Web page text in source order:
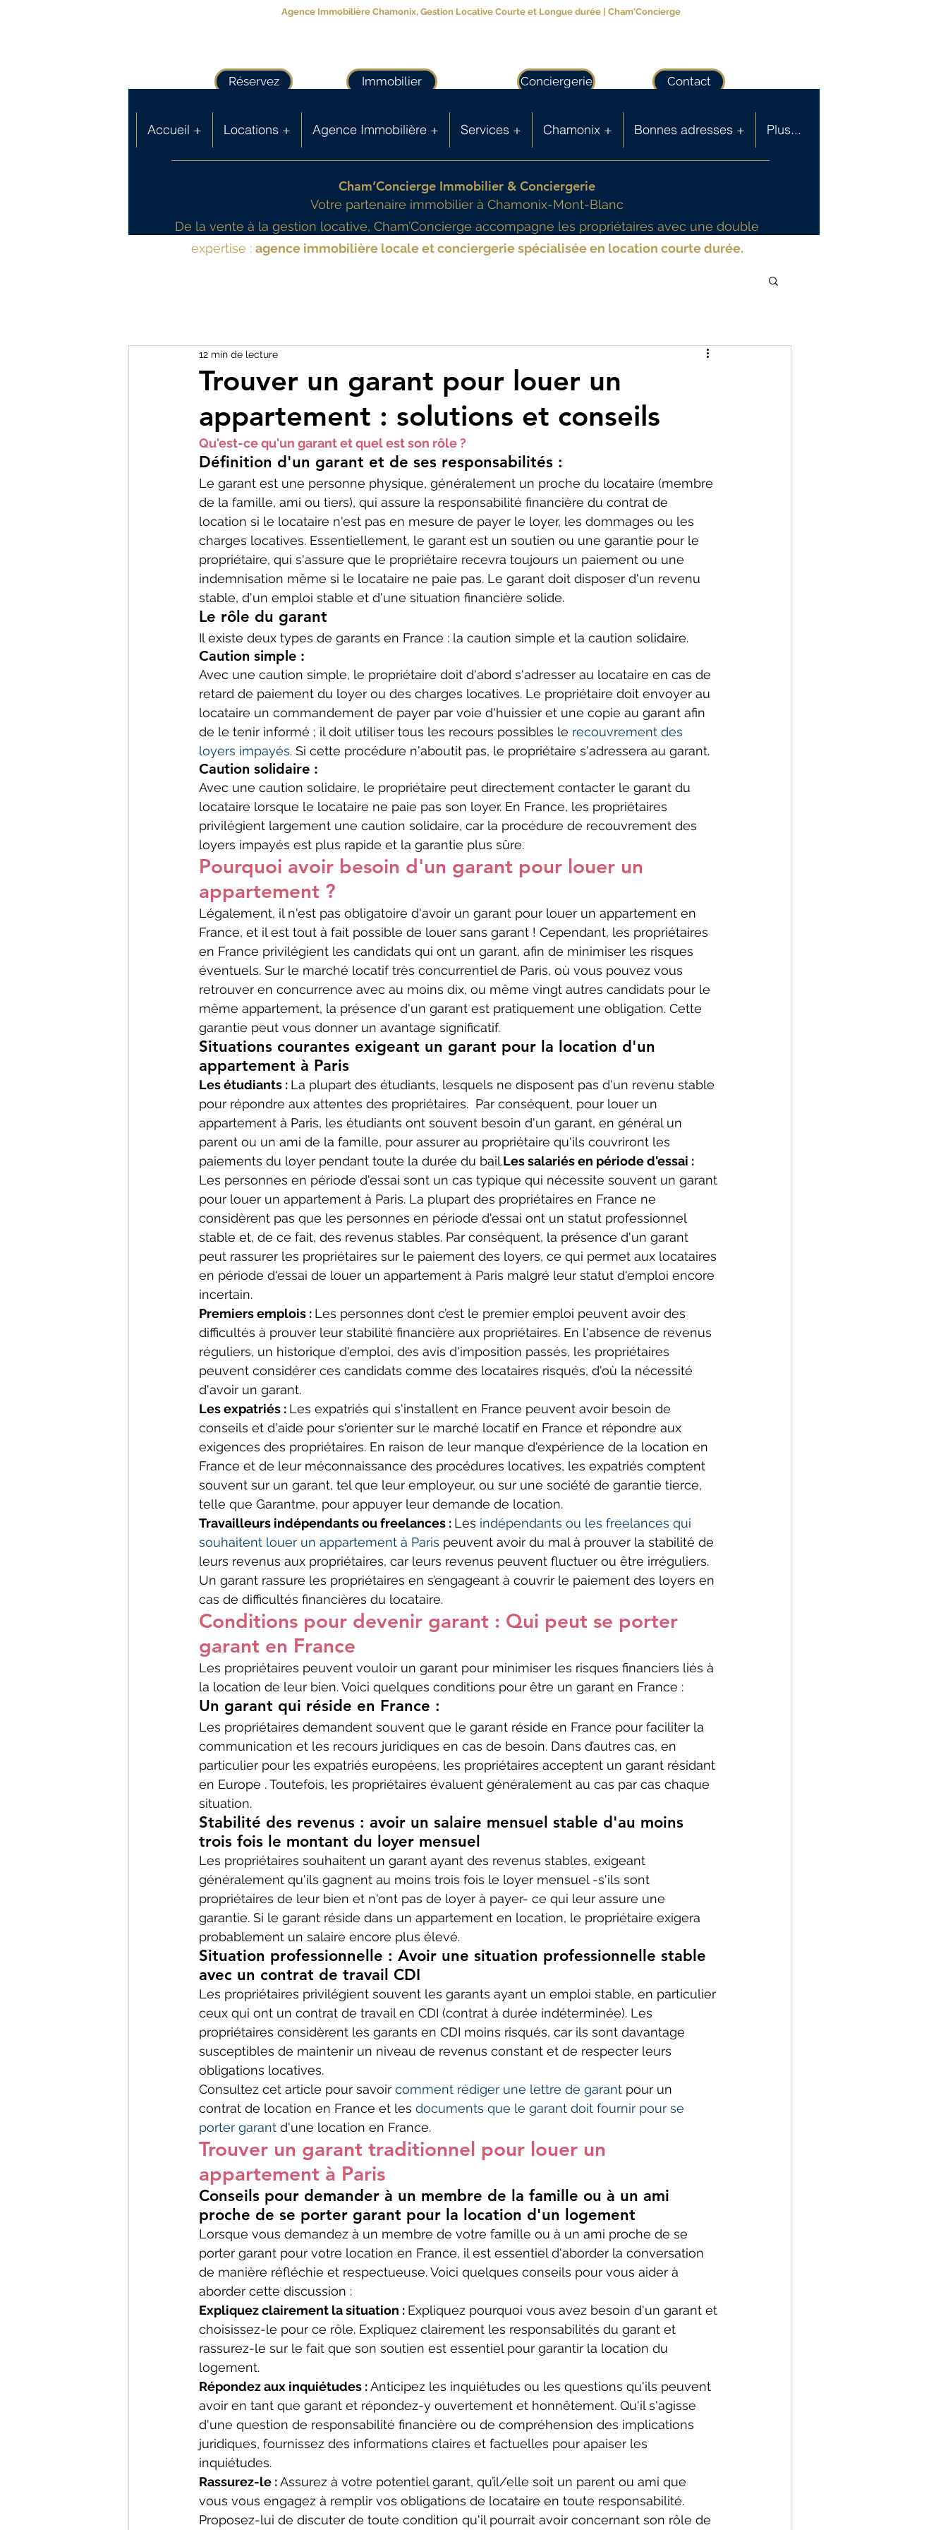
Agence Immobilière Chamonix, Gestion Locative Courte et Longue durée | Cham'Concierge
Réservez Immobilier Conciergerie Contact
Accueil + Locations + Agence Immobilière + Services + Chamonix + Bonnes adresses + Plus...
Cham’Concierge Immobilier & Conciergerie
Votre partenaire immobilier à Chamonix-Mont-Blanc
De la vente à la gestion locative, Cham’Concierge accompagne les propriétaires avec une double
expertise : agence immobilière locale et conciergerie spécialisée en location courte durée.
Trouver un garant pour louer un
appartement : solutions et conseils
12 min de lecture
Qu'est-ce qu'un garant et quel est son rôle ?
Définition d'un garant et de ses responsabilités :
Le garant est une personne physique, généralement un proche du locataire (membre
de la famille, ami ou tiers), qui assure la responsabilité financière du contrat de
location si le locataire n'est pas en mesure de payer le loyer, les dommages ou les
charges locatives. Essentiellement, le garant est un soutien ou une garantie pour le
propriétaire, qui s'assure que le propriétaire recevra toujours un paiement ou une
indemnisation même si le locataire ne paie pas. Le garant doit disposer d'un revenu
stable, d'un emploi stable et d'une situation financière solide.
Le rôle du garant
Il existe deux types de garants en France : la caution simple et la caution solidaire.
Caution simple :
Avec une caution simple, le propriétaire doit d'abord s'adresser au locataire en cas de
retard de paiement du loyer ou des charges locatives. Le propriétaire doit envoyer au
locataire un commandement de payer par voie d'huissier et une copie au garant afin
de le tenir informé ; il doit utiliser tous les recours possibles le recouvrement des
loyers impayés. Si cette procédure n'aboutit pas, le propriétaire s'adressera au garant.
Caution solidaire :
Avec une caution solidaire, le propriétaire peut directement contacter le garant du
locataire lorsque le locataire ne paie pas son loyer. En France, les propriétaires
privilégient largement une caution solidaire, car la procédure de recouvrement des
loyers impayés est plus rapide et la garantie plus sûre.
Pourquoi avoir besoin d'un garant pour louer un
appartement ?
Légalement, il n'est pas obligatoire d'avoir un garant pour louer un appartement en
France, et il est tout à fait possible de louer sans garant ! Cependant, les propriétaires
en France privilégient les candidats qui ont un garant, afin de minimiser les risques
éventuels. Sur le marché locatif très concurrentiel de Paris, où vous pouvez vous
retrouver en concurrence avec au moins dix, ou même vingt autres candidats pour le
même appartement, la présence d'un garant est pratiquement une obligation. Cette
garantie peut vous donner un avantage significatif.
Situations courantes exigeant un garant pour la location d'un
appartement à Paris
Les étudiants : La plupart des étudiants, lesquels ne disposent pas d'un revenu stable
pour répondre aux attentes des propriétaires.  Par conséquent, pour louer un
appartement à Paris, les étudiants ont souvent besoin d'un garant, en général un
parent ou un ami de la famille, pour assurer au propriétaire qu'ils couvriront les
paiements du loyer pendant toute la durée du bail.Les salariés en période d'essai :
Les personnes en période d'essai sont un cas typique qui nécessite souvent un garant
pour louer un appartement à Paris. La plupart des propriétaires en France ne
considèrent pas que les personnes en période d'essai ont un statut professionnel
stable et, de ce fait, des revenus stables. Par conséquent, la présence d'un garant
peut rassurer les propriétaires sur le paiement des loyers, ce qui permet aux locataires
en période d'essai de louer un appartement à Paris malgré leur statut d'emploi encore
incertain.
Premiers emplois : Les personnes dont c’est le premier emploi peuvent avoir des
difficultés à prouver leur stabilité financière aux propriétaires. En l'absence de revenus
réguliers, un historique d'emploi, des avis d'imposition passés, les propriétaires
peuvent considérer ces candidats comme des locataires risqués, d'où la nécessité
d'avoir un garant.
Les expatriés : Les expatriés qui s'installent en France peuvent avoir besoin de
conseils et d'aide pour s'orienter sur le marché locatif en France et répondre aux
exigences des propriétaires. En raison de leur manque d'expérience de la location en
France et de leur méconnaissance des procédures locatives, les expatriés comptent
souvent sur un garant, tel que leur employeur, ou sur une société de garantie tierce,
telle que Garantme, pour appuyer leur demande de location.
Travailleurs indépendants ou freelances : Les indépendants ou les freelances qui
souhaitent louer un appartement à Paris peuvent avoir du mal à prouver la stabilité de
leurs revenus aux propriétaires, car leurs revenus peuvent fluctuer ou être irréguliers.
Un garant rassure les propriétaires en s’engageant à couvrir le paiement des loyers en
cas de difficultés financières du locataire.
Conditions pour devenir garant : Qui peut se porter
garant en France
Les propriétaires peuvent vouloir un garant pour minimiser les risques financiers liés à
la location de leur bien. Voici quelques conditions pour être un garant en France :
Un garant qui réside en France :
Les propriétaires demandent souvent que le garant réside en France pour faciliter la
communication et les recours juridiques en cas de besoin. Dans d’autres cas, en
particulier pour les expatriés européens, les propriétaires acceptent un garant résidant
en Europe . Toutefois, les propriétaires évaluent généralement au cas par cas chaque
situation.
Stabilité des revenus : avoir un salaire mensuel stable d'au moins
trois fois le montant du loyer mensuel
Les propriétaires souhaitent un garant ayant des revenus stables, exigeant
généralement qu'ils gagnent au moins trois fois le loyer mensuel -s'ils sont
propriétaires de leur bien et n'ont pas de loyer à payer- ce qui leur assure une
garantie. Si le garant réside dans un appartement en location, le propriétaire exigera
probablement un salaire encore plus élevé.
Situation professionnelle : Avoir une situation professionnelle stable
avec un contrat de travail CDI
Les propriétaires privilégient souvent les garants ayant un emploi stable, en particulier
ceux qui ont un contrat de travail en CDI (contrat à durée indéterminée). Les
propriétaires considèrent les garants en CDI moins risqués, car ils sont davantage
susceptibles de maintenir un niveau de revenus constant et de respecter leurs
obligations locatives.
Consultez cet article pour savoir comment rédiger une lettre de garant pour un
contrat de location en France et les documents que le garant doit fournir pour se
porter garant d'une location en France.
Trouver un garant traditionnel pour louer un
appartement à Paris
Conseils pour demander à un membre de la famille ou à un ami
proche de se porter garant pour la location d'un logement
Lorsque vous demandez à un membre de votre famille ou à un ami proche de se
porter garant pour votre location en France, il est essentiel d'aborder la conversation
de manière réfléchie et respectueuse. Voici quelques conseils pour vous aider à
aborder cette discussion :
Expliquez clairement la situation : Expliquez pourquoi vous avez besoin d'un garant et
choisissez-le pour ce rôle. Expliquez clairement les responsabilités du garant et
rassurez-le sur le fait que son soutien est essentiel pour garantir la location du
logement.
Répondez aux inquiétudes : Anticipez les inquiétudes ou les questions qu'ils peuvent
avoir en tant que garant et répondez-y ouvertement et honnêtement. Qu'il s'agisse
d'une question de responsabilité financière ou de compréhension des implications
juridiques, fournissez des informations claires et factuelles pour apaiser les
inquiétudes.
Rassurez-le : Assurez à votre potentiel garant, qu’il/elle soit un parent ou ami que
vous vous engagez à remplir vos obligations de locataire en toute responsabilité.
Proposez-lui de discuter de toute condition qu'il pourrait avoir concernant son rôle de